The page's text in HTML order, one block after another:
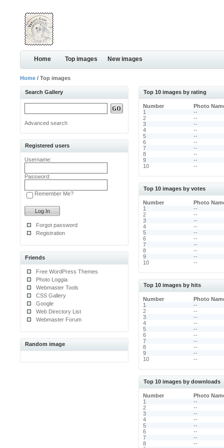
Home Top images New images
Home / Top images
Search Gallery
Advanced search
Registered users
Username:
Password:
Remember Me?
Forgot password
Registration
Friends
Free WordPress Themes
Photo Loggia
Webmaster Tools
CSS Gallery
Google
Web Directory List
Webmaster Forum
Random image
Top 10 images by rating
Number Photo
1
--
2
--
3
--
4
--
5
--
6
--
7
--
8
--
9
--
10
--
Top 10 images by votes
Number Photo
1
--
2
--
3
--
4
--
5
--
6
--
7
--
8
--
9
--
10
--
Top 10 images by hits
Number Photo
1
--
2
--
3
--
4
--
5
--
6
--
7
--
8
--
9
--
10
--
Top 10 images by downloads
Number Photo
1
--
2
--
3
--
4
--
5
--
6
--
7
--
8
--